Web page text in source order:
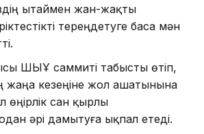
Қытаймен жан-жақты
тереңдетуге баса мән
ШЫҰ саммиті табысты өтіп,
кезеңіне жол ашатынына
өңірлік сан қырлы
әрі дамытуға ықпал етеді.